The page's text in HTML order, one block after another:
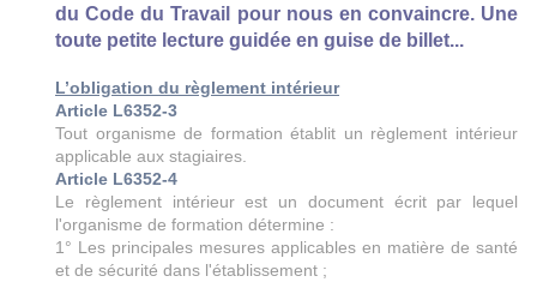
du Code du Travail pour nous en convaincre. Une
toute petite lecture guidée en guise de billet...
L’obligation du règlement intérieur
Article L6352-3
Tout organisme de formation établit un règlement intérieur
applicable aux stagiaires.
Article L6352-4
Le règlement intérieur est un document écrit par lequel
l'organisme de formation détermine :
1° Les principales mesures applicables en matière de santé
et de sécurité dans l'établissement ;